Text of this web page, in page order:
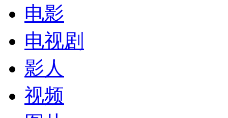
电影
电视剧
影人
视频